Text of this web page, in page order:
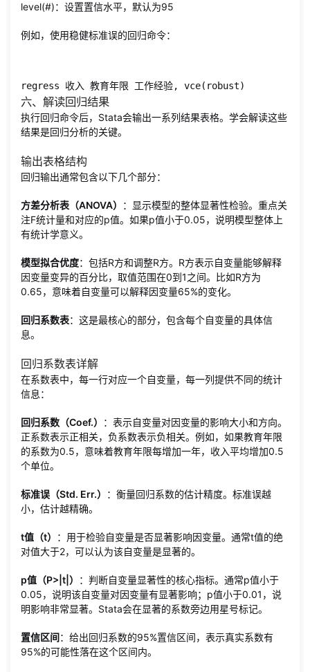
level(#)：设置置信水平，默认为95
例如，使用稳健标准误的回归命令：
regress 收入 教育年限 工作经验, vce(robust)
六、解读回归结果
执行回归命令后，Stata会输出一系列结果表格。学会解读这些
结果是回归分析的关键。
输出表格结构
回归输出通常包含以下几个部分：
方差分析表（ANOVA）
：显示模型的整体显著性检验。重点关
注F统计量和对应的p值。如果p值小于0.05，说明模型整体上
有统计学意义。
模型拟合优度：包括R方和调整R方。R方表示自变量能够解释
因变量变异的百分比，取值范围在0到1之间。比如R方为
0.65，意味着自变量可以解释因变量65%的变化。
回归系数表：这是最核心的部分，包含每个自变量的具体信
息。
回归系数表详解
在系数表中，每一行对应一个自变量，每一列提供不同的统计
信息：
回归系数（Coef.）
：表示自变量对因变量的影响大小和方向。
正系数表示正相关，负系数表示负相关。例如，如果教育年限
的系数为0.5，意味着教育年限每增加一年，收入平均增加0.5
个单位。
标准误（Std. Err.）
：衡量回归系数的估计精度。标准误越
小，估计越精确。
t值（t）
：用于检验自变量是否显著影响因变量。通常t值的绝
对值大于2，可以认为该自变量是显著的。
p值（P>|t|）
：判断自变量显著性的核心指标。通常p值小于
0.05，说明该自变量对因变量有显著影响；p值小于0.01，说
明影响非常显著。Stata会在显著的系数旁边用星号标记。
置信区间：给出回归系数的95%置信区间，表示真实系数有
95%的可能性落在这个区间内。